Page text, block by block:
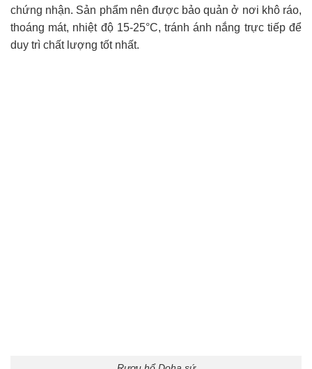
chứng nhận. Sản phẩm nên được bảo quản ở nơi khô ráo,
thoáng mát, nhiệt độ 15-25°C, tránh ánh nắng trực tiếp để
duy trì chất lượng tốt nhất.